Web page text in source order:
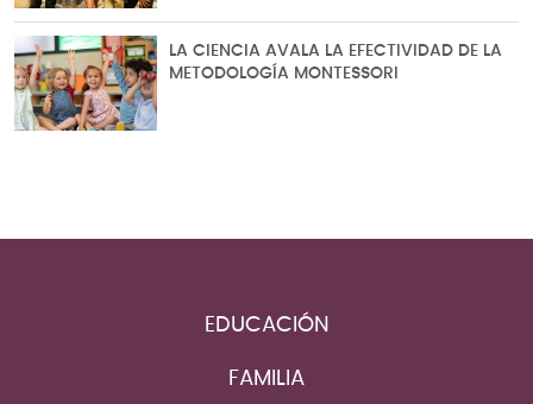
LA CIENCIA AVALA LA EFECTIVIDAD DE LA
METODOLOGÍA MONTESSORI
EDUCACIÓN
FAMILIA